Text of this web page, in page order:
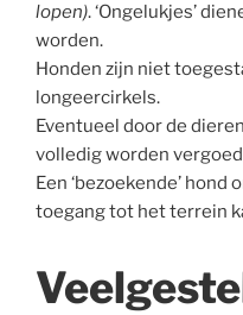
lopen). ‘Ongelukjes’
worden.
Honden zijn niet
longeercirkels.
Eventueel door de
volledig worden
Een ‘bezoekende’
toegang tot het terrein